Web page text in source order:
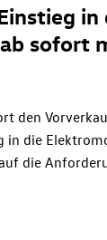
sofort
den
in die
die
Style sind mit